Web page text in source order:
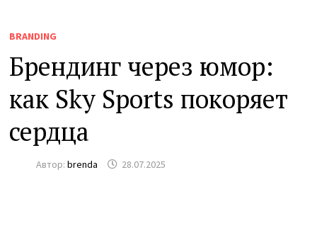
BRANDING
Брендинг через юмор:
как Sky Sports покоряет
сердца
Автор:brenda 28.07.2025